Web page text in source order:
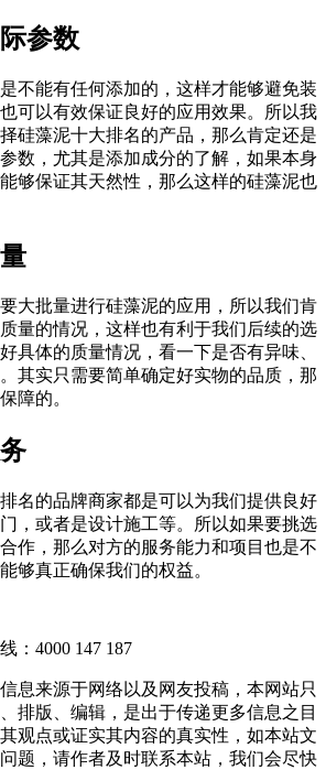
参数
能有任何添加的，这样才能够避免装
可以有效保证良好的应用效果。所以我
硅藻泥十大排名的产品，那么肯定还是
数，尤其是添加成分的了解，如果本身
够保证其天然性，那么这样的硅藻泥也
批量进行硅藻泥的应用，所以我们肯
量的情况，这样也有利于我们后续的选
具体的质量情况，看一下是否有异味、
其实只需要简单确定好实物的品质，那
障的。
的品牌商家都是可以为我们提供良好
，或者是设计施工等。所以如果要挑选
作，那么对方的服务能力和项目也是不
够真正确保我们的权益。
： 4000 147 187
息来源于网络以及网友投稿，本网站只
排版、编辑，是出于传递更多信息之目
观点或证实其内容的真实性，如本站文
题，请作者及时联系本站，我们会尽快